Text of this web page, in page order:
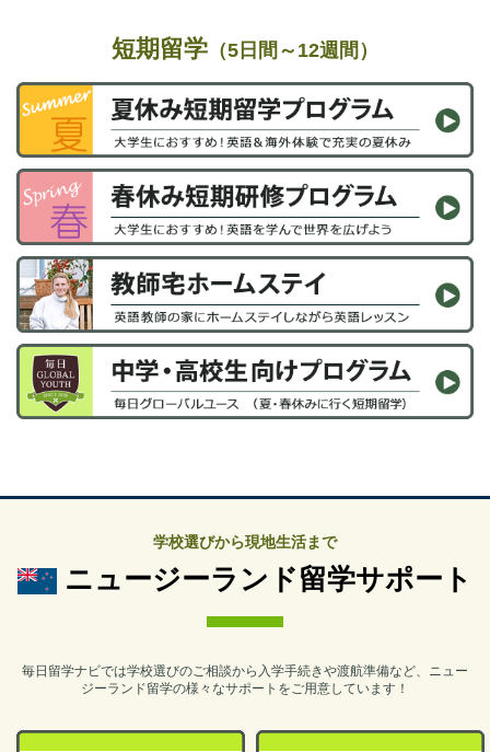
短期留学 （5日間～12週間）
学校選びから現地生活まで
ニュージーランド留学サポート
毎日留学ナビでは学校選びのご相談から入学手続きや渡航準備など、ニュー
ジーランド留学の様々なサポートをご用意しています！